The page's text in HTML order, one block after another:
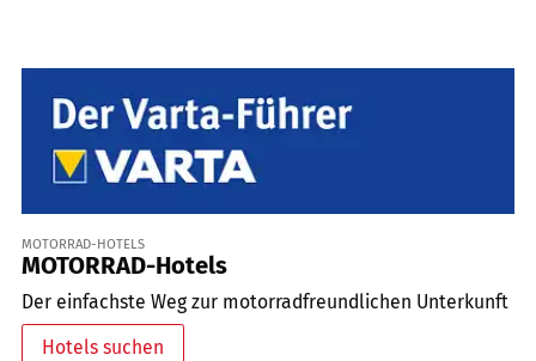
MOTORRAD-HOTELS
MOTORRAD-Hotels
Der einfachste Weg zur motorradfreundlichen Unterkunft
Hotels suchen